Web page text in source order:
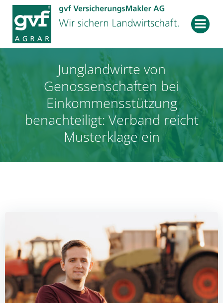
Zum
Inhalt
springen
Junglandwirte von
Genossenschaften bei
Einkommensstützung
benachteiligt: Verband reicht
Musterklage ein